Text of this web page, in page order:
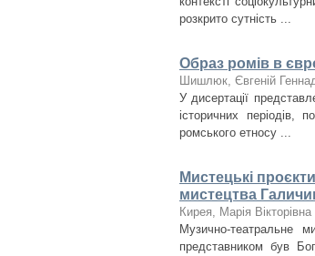
розкрито сутність ...
Образ ромів в
Шишлюк, Євгеній
У дисертації
історичних
ромського етносу ...
Мистецькі
мистецтва
Кирея, Марія Вікторівна
Музично-театральне
представником був